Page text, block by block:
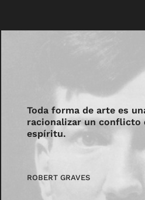
Toda forma de arte es
racionalizar un conflicto
espíritu.
ROBERT GRAVES